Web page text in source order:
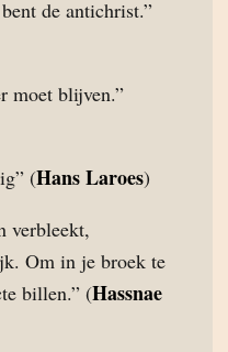
de antichrist.”
moet blijven.”
(Hans Laroes)
verbleekt,
Om in je broek te
billen.” (Hassnae